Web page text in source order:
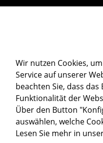
Downloads
Cookie-Einstellungen
Datenschutz
Impressum
Member of
Wir nutzen Cookies,
Service auf unserer
beachten Sie, dass
Funktionalität der
Über den Button
auswählen, welche
Lesen Sie mehr in